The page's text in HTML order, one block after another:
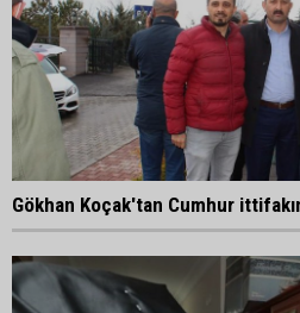
Gökhan Koçak'tan Cumhur